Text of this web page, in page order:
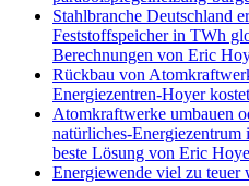
Stahlbranche Deutschland
Feststoffspeicher in TWh
Berechnungen von Eric
Rückbau von
Energiezentren-Hoyer
Atomkraftwerke umbauen
natürliches-
beste Lösung von Eric
Energiewende viel zu